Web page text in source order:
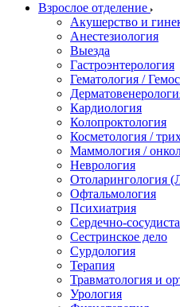
Взрослое отделение
Акушерство и
Анестезиология
Выезда
Гастроэнтерология
Гематология /
Кардиология
Колопроктология
Косметология /
Маммология /
Неврология
Отоларингология
Офтальмология
Психиатрия
Сердечно-
Сестринское дело
Сурдология
Терапия
Травматология и
Урология